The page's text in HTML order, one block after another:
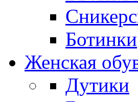
Ботинки
Женская
Дутики